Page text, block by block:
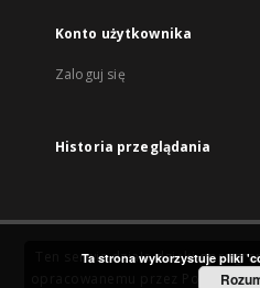
Konto użytkownika
Zaloguj się
Historia przeglądania
Ten serwis działa dzięki
Ta strona wykorzystuje pliki